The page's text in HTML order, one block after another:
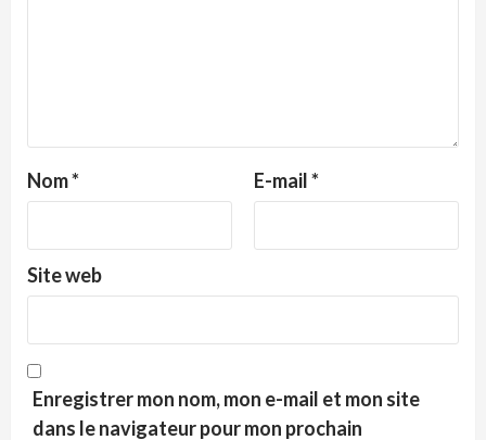
Nom* E-mail*
Site web
Enregistrer mon nom, mon e-mail et mon site
dans le navigateur pour mon prochain